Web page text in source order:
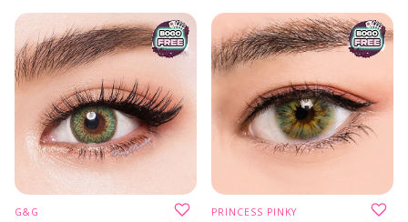
G&G PRINCESS PINKY